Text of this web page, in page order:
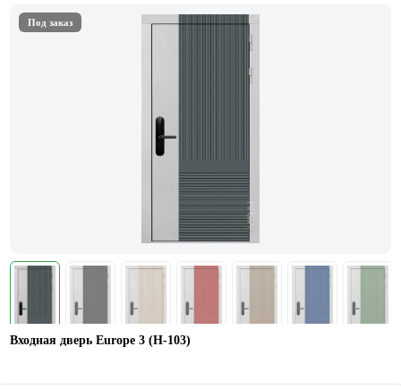
Под заказ
Входная дверь Europe 3 (H-103)